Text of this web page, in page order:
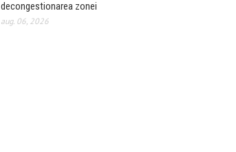
decongestionarea zonei
aug. 06, 2026